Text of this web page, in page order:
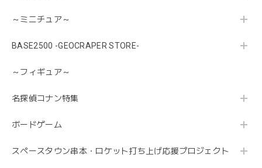
～ミニチュア～
BASE2500 -GEOCRAPER STORE-
～フィギュア～
名探偵コナン特集
ボードゲーム
スペースタウン串本・ロケット打ち上げ応援プロジェクト